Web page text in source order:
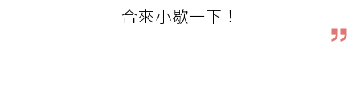
合來小歇一下！